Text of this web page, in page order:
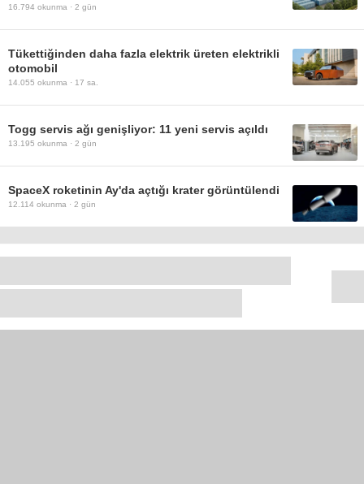
16.794 okunma · 2 gün
Tükettiğinden daha fazla elektrik üreten elektrikli
otomobil
14.055 okunma · 17 sa.
Togg servis ağı genişliyor: 11 yeni servis açıldı
13.195 okunma · 2 gün
SpaceX roketinin Ay'da açtığı krater görüntülendi
12.114 okunma · 2 gün